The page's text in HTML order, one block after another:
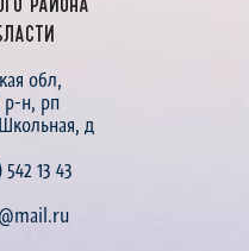
обл,
р-н, рп
д
13 43